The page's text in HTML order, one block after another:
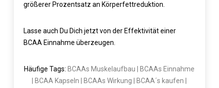
größerer Prozentsatz an Körperfettreduktion.
Lasse auch Du Dich jetzt von der Effektivität einer
BCAA Einnahme überzeugen.
Häufige Tags: BCAAs Muskelaufbau | BCAAs Einnahme
| BCAA Kapseln | BCAAs Wirkung | BCAA´s kaufen |